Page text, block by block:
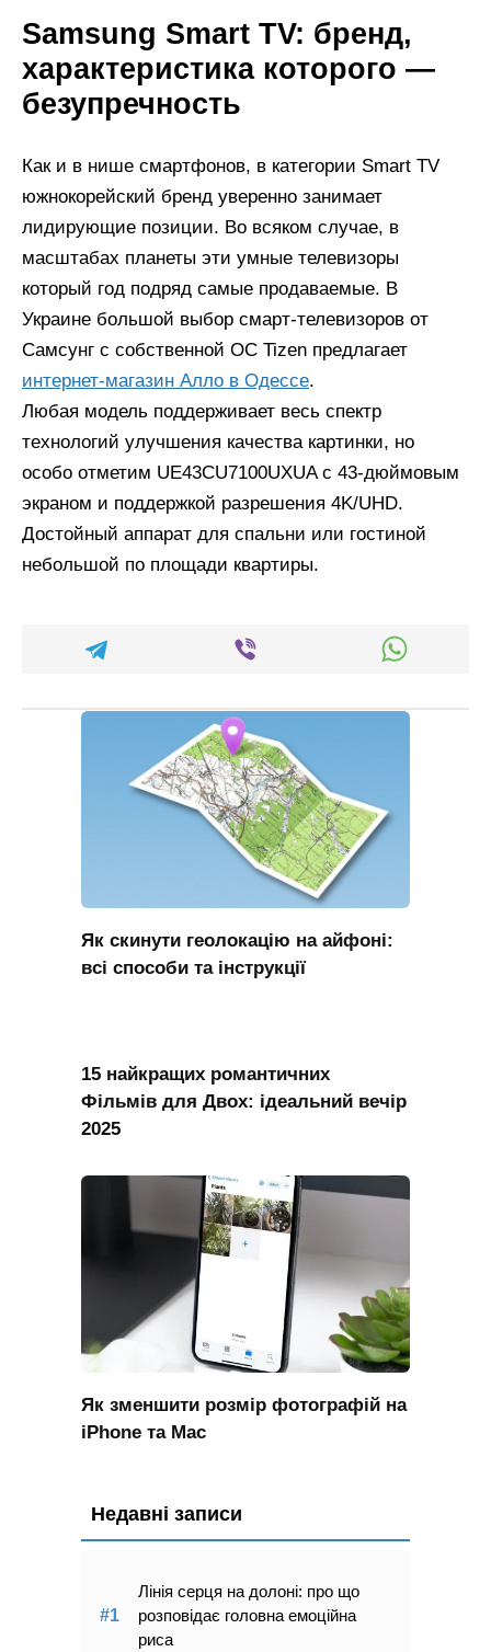
Samsung Smart TV: бренд,
характеристика которого —
безупречность
Как и в нише смартфонов, в категории Smart TV
южнокорейский бренд уверенно занимает
лидирующие позиции. Во всяком случае, в
масштабах планеты эти умные телевизоры
который год подряд самые продаваемые. В
Украине большой выбор смарт-телевизоров от
Самсунг с собственной ОС Tizen предлагает
интернет-магазин Алло в Одессе.
Любая модель поддерживает весь спектр
технологий улучшения качества картинки, но
особо отметим UE43CU7100UXUA с 43-дюймовым
экраном и поддержкой разрешения 4K/UHD.
Достойный аппарат для спальни или гостиной
небольшой по площади квартиры.
Як скинути геолокацію на айфоні:
всі способи та інструкції
15 найкращих романтичних
Фільмів для Двох: ідеальний вечір
2025
Як зменшити розмір фотографій на
iPhone та Mac
Недавні записи
Лінія серця на долоні: про що
розповідає головна емоційна
риса